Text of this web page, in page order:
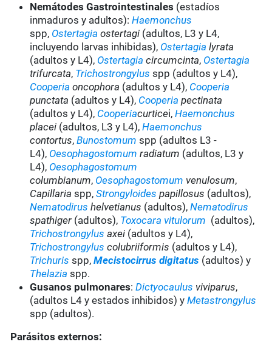
Nemátodes Gastrointestinales (estadíos
inmaduros y adultos):Haemonchus
spp, Ostertagia ostertagi (adultos, L3 y L4,
incluyendo larvas inhibidas), Ostertagia lyrata
(adultos y L4), Ostertagia circumcinta, Ostertagia
trifurcata, Trichostrongylus spp (adultos y L4),
Cooperia oncophora (adultos y L4), Cooperia
punctata (adultos y L4), Cooperia pectinata
(adultos y L4), Cooperiacurticei,Haemonchus
placei (adultos, L3 y L4),Haemonchus
contortus,Bunostomum spp (adultos L3 -
L4), Oesophagostomum radiatum (adultos, L3 y
L4), Oesophagostomum
columbianum, Oesophagostomum venulosum,
Capillaria spp,Strongyloidespapillosus (adultos),
Nematodirus helvetianus (adultos),Nematodirus
spathiger (adultos), Toxocara vitulorum (adultos),
Trichostrongylus axei (adultos y L4),
Trichostrongylus colubriiformis (adultos y L4),
Trichuris spp,Mecistocirrus digitatus (adultos) y
Thelazia spp.
Gusanos pulmonares:Dictyocaulus viviparus,
(adultos L4 y estados inhibidos) y Metastrongylus
spp (adultos).
Parásitos externos: